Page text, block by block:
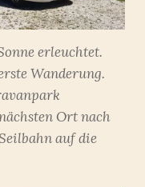
erleuchtet.
Wanderung.
Ort nach
auf die